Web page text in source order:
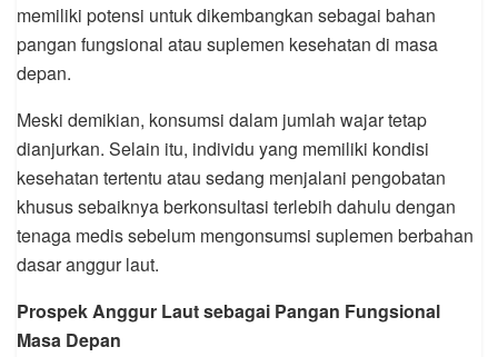
memiliki potensi untuk dikembangkan sebagai bahan
pangan fungsional atau suplemen kesehatan di masa
depan.
Meski demikian, konsumsi dalam jumlah wajar tetap
dianjurkan. Selain itu, individu yang memiliki kondisi
kesehatan tertentu atau sedang menjalani pengobatan
khusus sebaiknya berkonsultasi terlebih dahulu dengan
tenaga medis sebelum mengonsumsi suplemen berbahan
dasar anggur laut.
Prospek Anggur Laut sebagai Pangan Fungsional
Masa Depan